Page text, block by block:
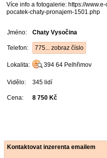
Ví­ce info a fotogalerie: https://
pocatek-chaty-pronajem-1501.php
Jméno: Chaty Vysočina
Telefon: 775... zobraz číslo
Lokalita: 394 64 Pelhřimov
Vidělo: 345 lidí
Cena: 8 750 Kč
Kontaktovat inzerenta emailem